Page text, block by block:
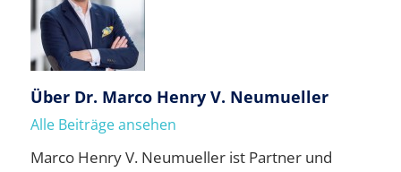
Über Dr. Marco Henry V. Neumueller
Alle Beiträge ansehen
Marco Henry V. Neumueller ist Partner und